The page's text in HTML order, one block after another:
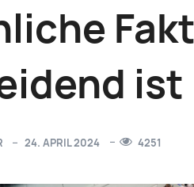
ist
24. APRIL 2024 4251